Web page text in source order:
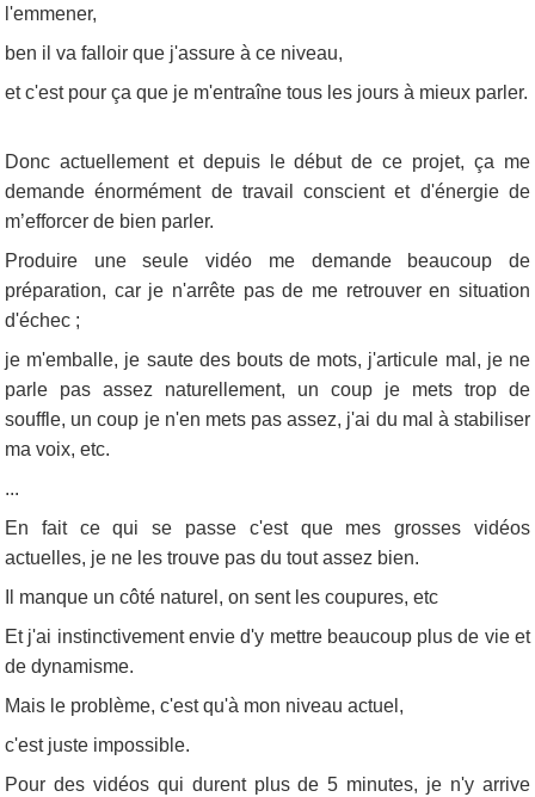
l'emmener,
ben il va falloir que j'assure à ce niveau,
et c'est pour ça que je m'entraîne tous les jours à mieux parler.
Donc actuellement et depuis le début de ce projet, ça me
demande énormément de travail conscient et d'énergie de
m’efforcer de bien parler.
Produire une seule vidéo me demande beaucoup de
préparation, car je n'arrête pas de me retrouver en situation
d'échec ;
je m'emballe, je saute des bouts de mots, j'articule mal, je ne
parle pas assez naturellement, un coup je mets trop de
souffle, un coup je n'en mets pas assez, j'ai du mal à stabiliser
ma voix, etc.
...
En fait ce qui se passe c'est que mes grosses vidéos
actuelles, je ne les trouve pas du tout assez bien.
Il manque un côté naturel, on sent les coupures, etc
Et j'ai instinctivement envie d'y mettre beaucoup plus de vie et
de dynamisme.
Mais le problème, c'est qu'à mon niveau actuel,
c'est juste impossible.
Pour des vidéos qui durent plus de 5 minutes, je n'y arrive